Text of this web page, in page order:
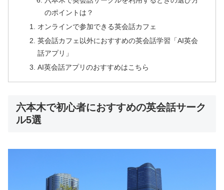
のポイントは？
オンラインで参加できる英会話カフェ
英会話カフェ以外におすすめの英会話学習「AI英会
話アプリ」
AI英会話アプリのおすすめはこちら
六本木で初心者におすすめの英会話サーク
ル5選